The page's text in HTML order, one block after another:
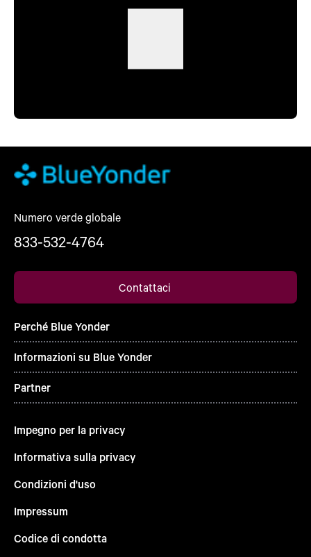
Numero verde globale
833-532-4764
Contattaci
Perché Blue Yonder
Informazioni su Blue Yonder
Partner
Impegno per la privacy
Informativa sulla privacy
Condizioni d'uso
Impressum
Codice di condotta